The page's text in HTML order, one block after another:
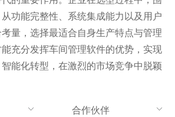
功能完整性、系统集成能力以及用户
量，选择最适合自身生产特点与管理
充分发挥车间管理软件的优势，实现
能化转型，在激烈的市场竞争中脱颖
合作伙伴